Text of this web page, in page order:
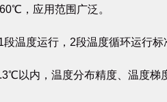
，应用范围广泛。
段温度运行，2段温度循环运行标
以内，温度分布精度、温度